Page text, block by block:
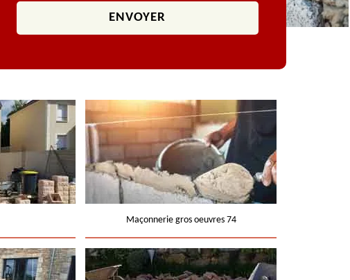
Maçonnerie gros oeuvres 74